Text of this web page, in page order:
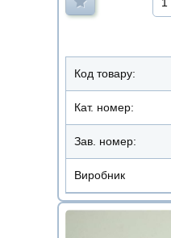
1
Код товару:
Кат. номер:
Зав. номер:
Виробник